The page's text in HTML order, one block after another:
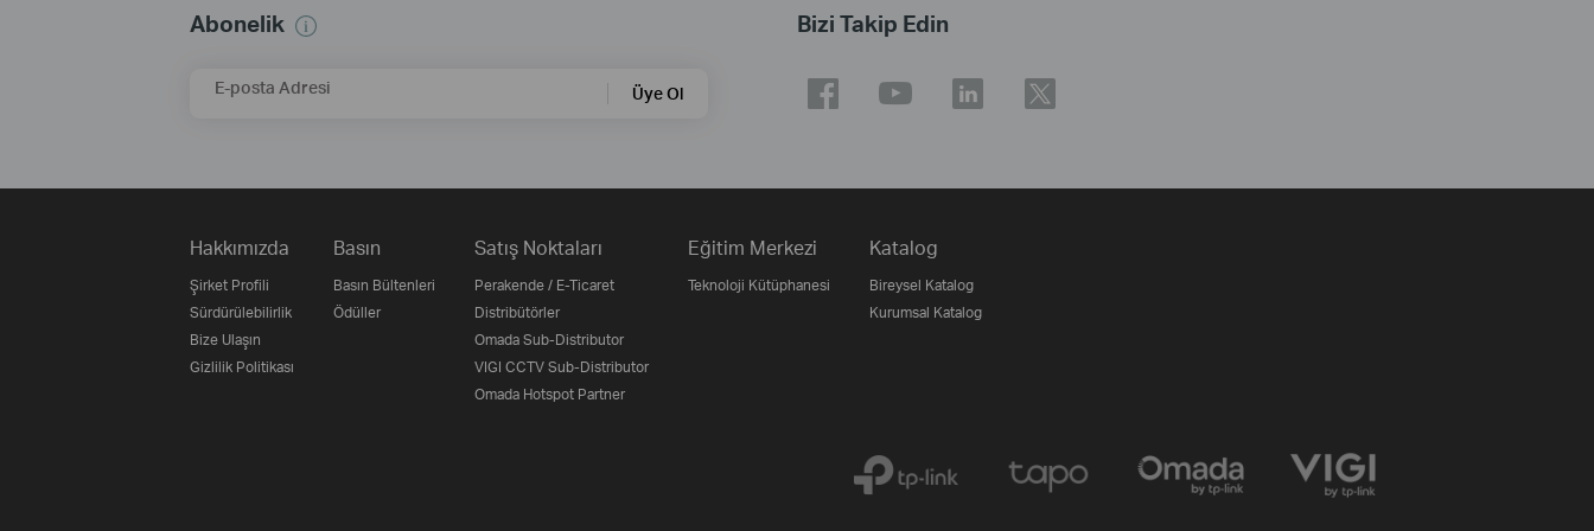
Abonelik
E-posta Adresi Üye Ol
Bizi Takip Edin
Hakkımızda
Şirket Profili
Sürdürülebilirlik
Bize Ulaşın
Gizlilik Politikası
Basın
Basın Bültenleri
Ödüller
Satış Noktaları
Perakende / E-Ticaret
Distribütörler
Omada Sub-Distributor
VIGI CCTV Sub-Distributor
Omada Hotspot Partner
Eğitim Merkezi
Teknoloji Kütüphanesi
Katalog
Bireysel Katalog
Kurumsal Katalog